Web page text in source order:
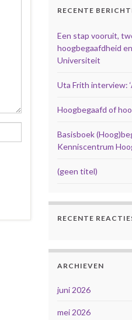
RECENTE
Een stap vooruit,
hoogbegaafdheid
Universiteit
Uta Frith interview:
Hoogbegaafd of
Basisboek
Kenniscentrum
(geen titel)
RECENTE
ARCHIEVEN
juni 2026
mei 2026